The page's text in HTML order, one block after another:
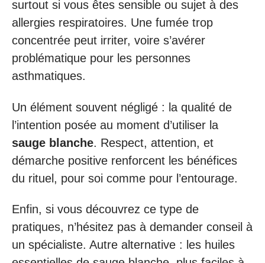
surtout si vous êtes sensible ou sujet à des
allergies respiratoires. Une fumée trop
concentrée peut irriter, voire s’avérer
problématique pour les personnes
asthmatiques.
Un élément souvent négligé : la qualité de
l’intention posée au moment d’utiliser la
sauge blanche. Respect, attention, et
démarche positive renforcent les bénéfices
du rituel, pour soi comme pour l’entourage.
Enfin, si vous découvrez ce type de
pratiques, n’hésitez pas à demander conseil à
un spécialiste. Autre alternative : les huiles